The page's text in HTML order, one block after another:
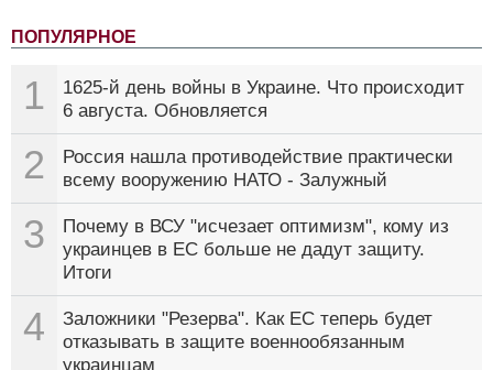
ПОПУЛЯРНОЕ
1
1625-й день войны в Украине. Что происходит
6 августа. Обновляется
2
Россия нашла противодействие практически
всему вооружению НАТО - Залужный
3
Почему в ВСУ "исчезает оптимизм", кому из
украинцев в ЕС больше не дадут защиту.
Итоги
4
Заложники "Резерва". Как ЕС теперь будет
отказывать в защите военнообязанным
украинцам